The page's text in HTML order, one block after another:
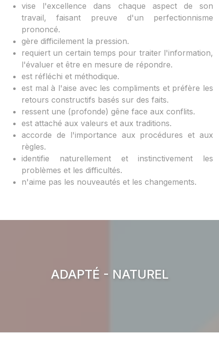
vise l'excellence dans chaque aspect de son
travail, faisant preuve d'un perfectionnisme
prononcé.
gère difficilement la pression.
requiert un certain temps pour traiter l'information,
l'évaluer et être en mesure de répondre.
est réfléchi et méthodique.
est mal à l'aise avec les compliments et préfère les
retours constructifs basés sur des faits.
ressent une (profonde) gêne face aux conflits.
est attaché aux valeurs et aux traditions.
accorde de l'importance aux procédures et aux
règles.
identifie naturellement et instinctivement les
problèmes et les difficultés.
n'aime pas les nouveautés et les changements.
ADAPTÉ - NATUREL